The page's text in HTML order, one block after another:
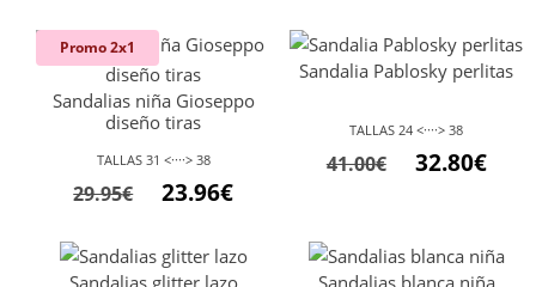
Promo 2x1
Sandalias niña Gioseppo
diseño tiras
TALLAS 31 <····> 38
29.95€
El
original
23.96€El
actual
Sandalia Pablosky perlitas
TALLAS 24 <····> 38
41.00€
El
era:
32.80€El
es:
Sandalias glitter lazo Sandalias blanca niña